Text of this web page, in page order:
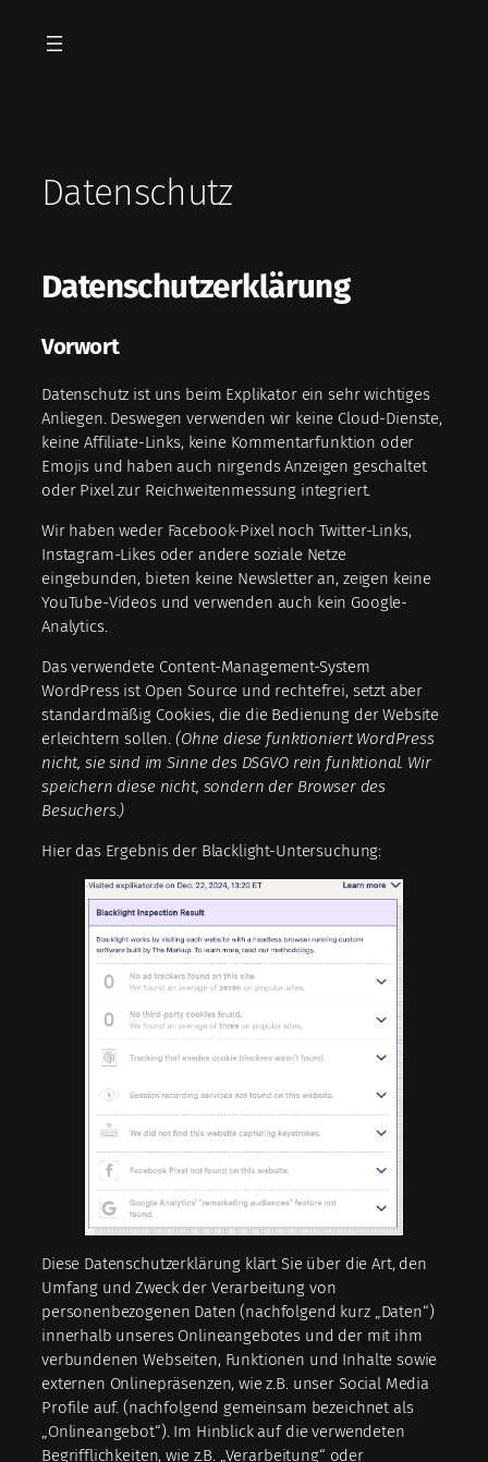
Inhalt
Datenschutz
Datenschutzerklärung
Vorwort
Datenschutz ist uns beim Explikator ein sehr wichtiges
Anliegen. Deswegen verwenden wir keine Cloud-Dienste,
keine Affiliate-Links, keine Kommentarfunktion oder
Emojis und haben auch nirgends Anzeigen geschaltet
oder Pixel zur Reichweitenmessung integriert.
Wir haben weder Facebook-Pixel noch Twitter-Links,
Instagram-Likes oder andere soziale Netze
eingebunden, bieten keine Newsletter an, zeigen keine
YouTube-Videos und verwenden auch kein Google-
Analytics.
Das verwendete Content-Management-System
WordPress ist Open Source und rechtefrei, setzt aber
standardmäßig Cookies, die die Bedienung der Website
erleichtern sollen. (Ohne diese funktioniert WordPress
nicht, sie sind im Sinne des DSGVO rein funktional. Wir
speichern diese nicht, sondern der Browser des
Besuchers.)
Hier das Ergebnis der Blacklight-Untersuchung:
Diese Datenschutzerklärung klärt Sie über die Art, den
Umfang und Zweck der Verarbeitung von
personenbezogenen Daten (nachfolgend kurz „Daten“)
innerhalb unseres Onlineangebotes und der mit ihm
verbundenen Webseiten, Funktionen und Inhalte sowie
externen Onlinepräsenzen, wie z.B. unser Social Media
Profile auf. (nachfolgend gemeinsam bezeichnet als
„Onlineangebot“). Im Hinblick auf die verwendeten
Begrifflichkeiten, wie z.B. „Verarbeitung“ oder